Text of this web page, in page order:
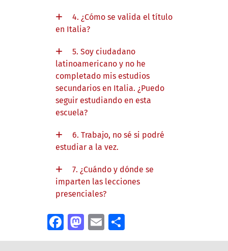
4. ¿Cómo se valida el título
en Italia?
5. Soy ciudadano
latinoamericano y no he
completado mis estudios
secundarios en Italia. ¿Puedo
seguir estudiando en esta
escuela?
6. Trabajo, no sé si podré
estudiar a la vez.
7. ¿Cuándo y dónde se
imparten las lecciones
presenciales?
FacebookMastodon
Email